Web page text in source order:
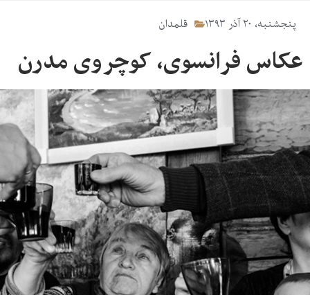
پنجشنبه، ۲۰ آذر ۱۳۹۳ قلمدان
عکاس فرانسوی، کوچروی مدرن